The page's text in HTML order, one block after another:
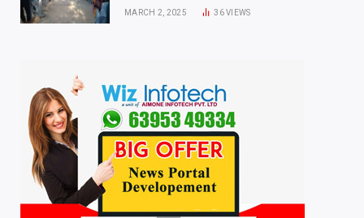
MARCH 2, 2025 36VIEWS